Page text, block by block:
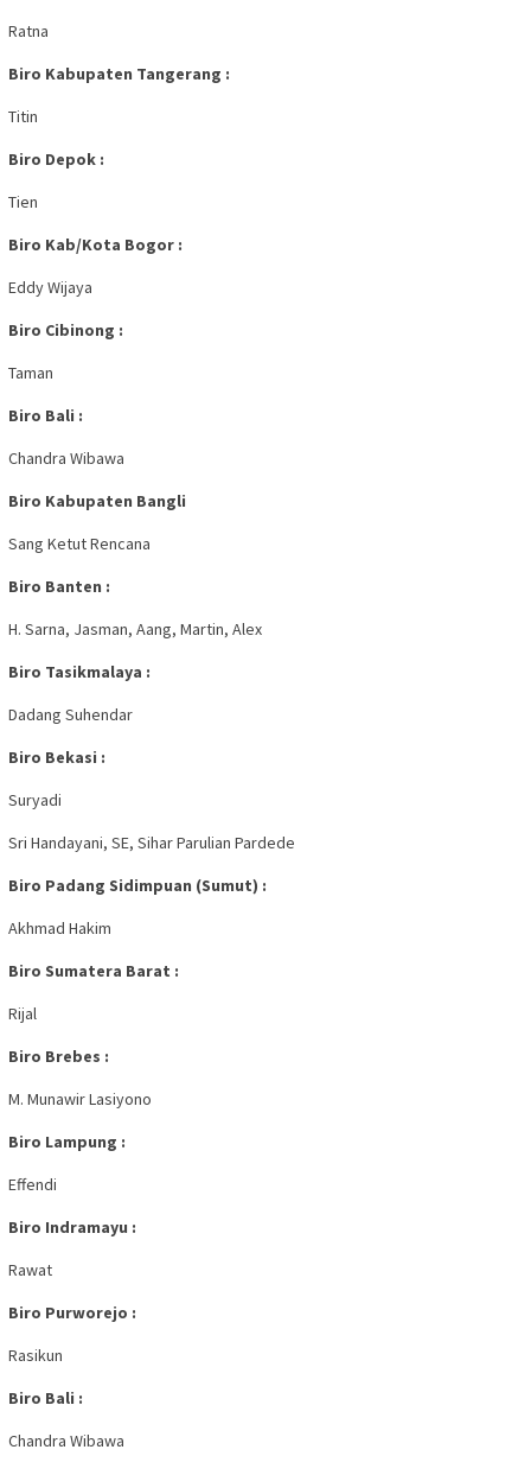
Ratna
Biro Kabupaten Tangerang :
Titin
Biro Depok :
Tien
Biro Kab/Kota Bogor :
Eddy Wijaya
Biro Cibinong :
Taman
Biro Bali :
Chandra Wibawa
Biro Kabupaten Bangli
Sang Ketut Rencana
Biro Banten :
H. Sarna, Jasman, Aang, Martin, Alex
Biro Tasikmalaya :
Dadang Suhendar
Biro Bekasi :
Suryadi
Sri Handayani, SE, Sihar Parulian Pardede
Biro Padang Sidimpuan (Sumut) :
Akhmad Hakim
Biro Sumatera Barat :
Rijal
Biro Brebes :
M. Munawir Lasiyono
Biro Lampung :
Effendi
Biro Indramayu :
Rawat
Biro Purworejo :
Rasikun
Biro Bali :
Chandra Wibawa